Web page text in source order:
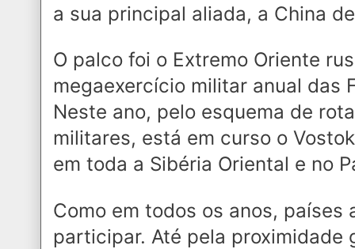
a sua principal aliada, a China
O palco foi o Extremo Oriente
megaexercício militar anual das
Neste ano, pelo esquema de
militares, está em curso o
em toda a Sibéria Oriental e no
Como em todos os anos, países
participar. Até pela proximidade